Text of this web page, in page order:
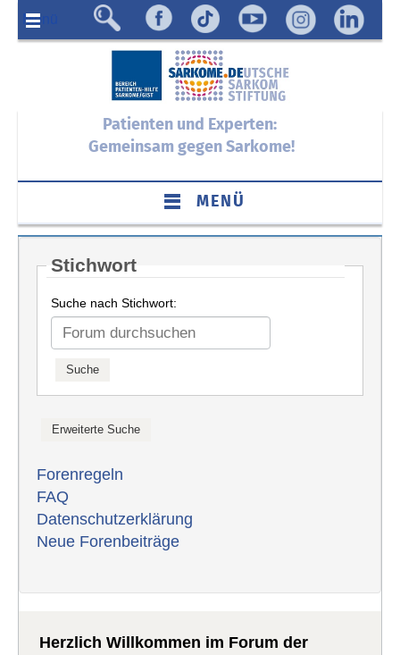
Menü
Patienten und Experten:
Gemeinsam gegen Sarkome!
MENÜ
Stichwort
Suche nach Stichwort:
Forenregeln
FAQ
Datenschutzerklärung
Neue Forenbeiträge
Herzlich Willkommen im Forum der